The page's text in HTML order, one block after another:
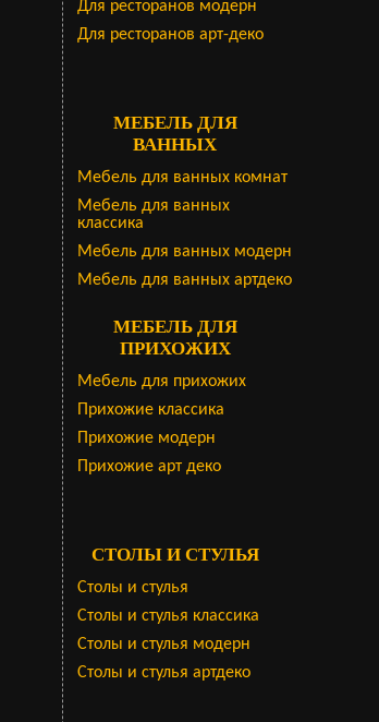
Для ресторанов модерн
Для ресторанов арт-деко
МЕБЕЛЬ ДЛЯ
ВАННЫХ
Мебель для ванных комнат
Мебель для ванных
классика
Мебель для ванных модерн
Мебель для ванных артдеко
МЕБЕЛЬ ДЛЯ
ПРИХОЖИХ
Мебель для прихожих
Прихожие классика
Прихожие модерн
Прихожие арт деко
СТОЛЫ И СТУЛЬЯ
Столы и стулья
Столы и стулья классика
Столы и стулья модерн
Столы и стулья артдеко